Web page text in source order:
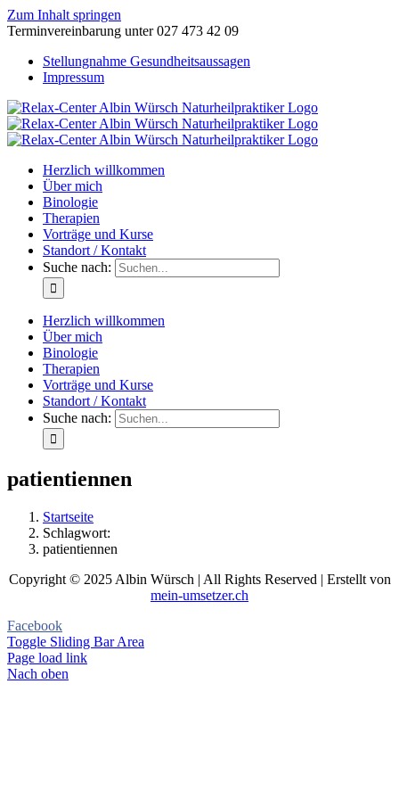
Zum Inhalt springen
Terminvereinbarung unter 027 473 42 09
Stellungnahme Gesundheitsaussagen
Impressum
Herzlich willkommen
Über mich
Binologie
Therapien
Vorträge und Kurse
Standort / Kontakt
Suche nach:
Herzlich willkommen
Über mich
Binologie
Therapien
Vorträge und Kurse
Standort / Kontakt
Suche nach:
patientiennen
Startseite
Schlagwort:
patientiennen
Copyright © 2025 Albin Würsch | All Rights Reserved | Erstellt von
mein-umsetzer.ch
Facebook
Toggle Sliding Bar Area
Page load link
Nach oben